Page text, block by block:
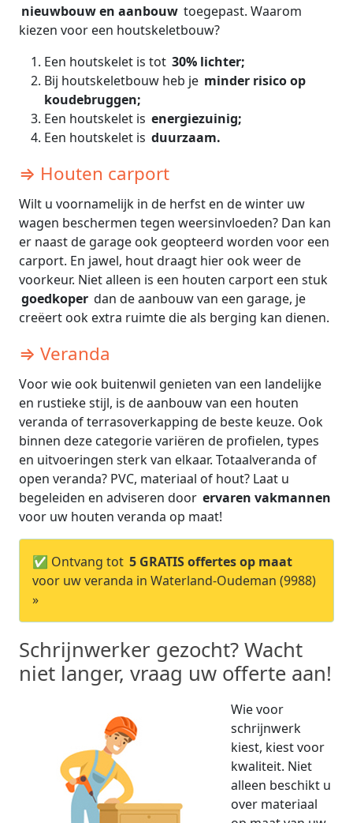
nieuwbouw en aanbouw toegepast. Waarom
kiezen voor een houtskeletbouw?
Een houtskelet is tot 30% lichter;
Bij houtskeletbouw heb je minder risico op
koudebruggen;
Een houtskelet is energiezuinig;
Een houtskelet is duurzaam.
⇒ Houten carport
Wilt u voornamelijk in de herfst en de winter uw
wagen beschermen tegen weersinvloeden? Dan kan
er naast de garage ook geopteerd worden voor een
carport. En jawel, hout draagt hier ook weer de
voorkeur. Niet alleen is een houten carport een stuk
goedkoper dan de aanbouw van een garage, je
creëert ook extra ruimte die als berging kan dienen.
⇒ Veranda
Voor wie ook buitenwil genieten van een landelijke
en rustieke stijl, is de aanbouw van een houten
veranda of terrasoverkapping de beste keuze. Ook
binnen deze categorie variëren de profielen, types
en uitvoeringen sterk van elkaar. Totaalveranda of
open veranda? PVC, materiaal of hout? Laat u
begeleiden en adviseren door ervaren vakmannen
voor uw houten veranda op maat!
✅ Ontvang tot 5 GRATIS offertes op maat
voor uw veranda in Waterland-Oudeman (9988)
»
Schrijnwerker gezocht? Wacht
niet langer, vraag uw offerte aan!
Wie voor
schrijnwerk
kiest, kiest voor
kwaliteit. Niet
alleen beschikt u
over materiaal